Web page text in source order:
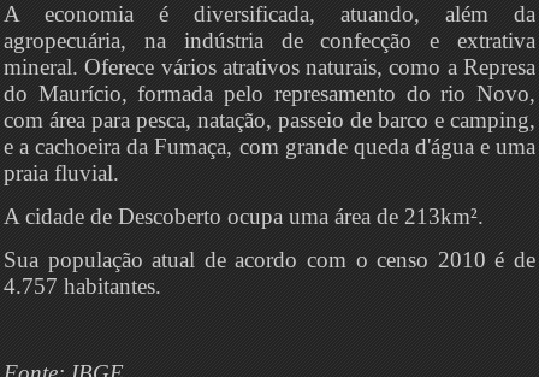
A economia é diversificada, atuando, além da
agropecuária, na indústria de confecção e extrativa
mineral. Oferece vários atrativos naturais, como a Represa
do Maurício, formada pelo represamento do rio Novo,
com área para pesca, natação, passeio de barco e camping,
e a cachoeira da Fumaça, com grande queda d'água e uma
praia fluvial.
A cidade de Descoberto ocupa uma área de 213km².
Sua população atual de acordo com o censo 2010 é de
4.757 habitantes.